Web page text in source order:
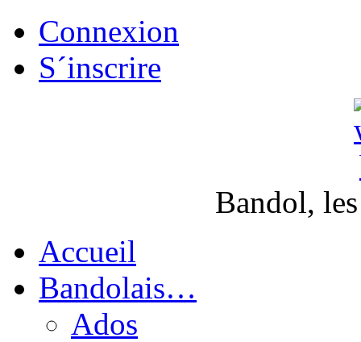
Connexion
S´inscrire
Bandol,
Accueil
Bandolais…
Ados